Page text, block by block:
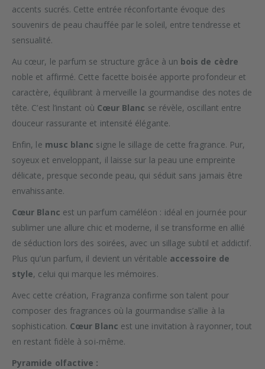
accents sucrés. Cette entrée réconfortante évoque des
souvenirs de peau chauffée par le soleil, entre tendresse et
sensualité.
Au cœur, le parfum se structure grâce à un bois de cèdre
noble et affirmé. Cette facette boisée apporte profondeur et
caractère, équilibrant à merveille la gourmandise des notes de
tête. C’est l’instant où Cœur Blanc se révèle, oscillant entre
douceur rassurante et intensité élégante.
Enfin, le musc blanc signe le sillage de cette fragrance. Pur,
soyeux et enveloppant, il laisse sur la peau une empreinte
délicate, presque seconde peau, qui séduit sans jamais être
envahissante.
Cœur Blanc est un parfum caméléon : idéal en journée pour
sublimer une allure chic et moderne, il se transforme en allié
de séduction lors des soirées, avec un sillage subtil et addictif.
Plus qu’un parfum, il devient un véritable accessoire de
style, celui qui marque les mémoires.
Avec cette création, Fragranza confirme son talent pour
composer des fragrances où la gourmandise s’allie à la
sophistication. Cœur Blanc est une invitation à rayonner, tout
en restant fidèle à soi-même.
Pyramide olfactive :